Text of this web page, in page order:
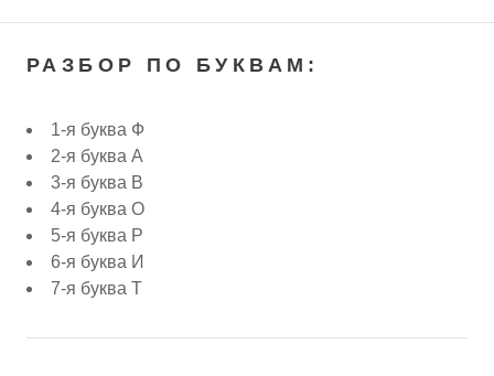
РАЗБОР ПО БУКВАМ:
1-я буква Ф
2-я буква А
3-я буква В
4-я буква О
5-я буква Р
6-я буква И
7-я буква Т